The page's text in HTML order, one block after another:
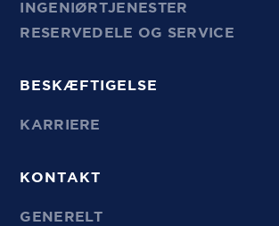
INGENIØRTJENESTER
RESERVEDELE OG SERVICE
BESKÆFTIGELSE
KARRIERE
KONTAKT
GENERELT